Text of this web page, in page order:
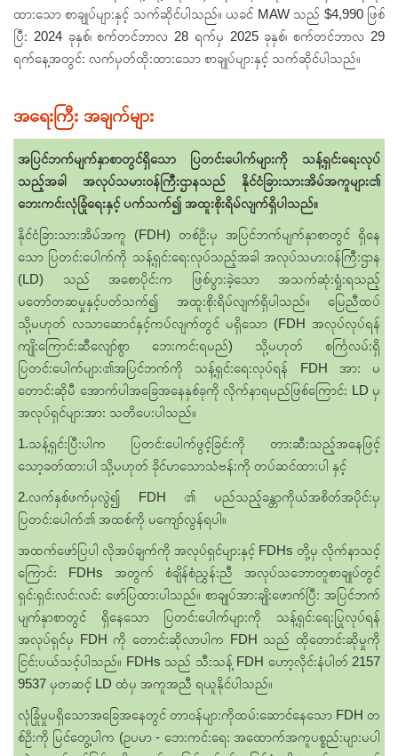
ထားသော စာချုပ်များနှင့် သက်ဆိုင်ပါသည်။ ယခင် MAW သည် $4,990 ဖြစ်
ပြီး 2024 ခုနှစ်၊ စက်တင်ဘာလ 28 ရက်မှ 2025 ခုနှစ်၊ စက်တင်ဘာလ 29
ရက်နေ့အတွင်း လက်မှတ်ထိုးထားသော စာချုပ်များနှင့် သက်ဆိုင်ပါသည်။
အရေးကြီး အချက်များ
အပြင်ဘက်မျက်နှာစာတွင်ရှိသော ပြတင်းပေါက်များကို သန့်ရှင်းရေးလုပ်
သည့်အခါ အလုပ်သမား၀န်ကြီးဌာနသည် နိုင်ငံခြားသားအိမ်အကူများ၏
ဘေးကင်းလုံခြုံရေးနှင့် ပက်သက်၍ အထူးစိုးရိမ်လျက်ရှိပါသည်။
နိုင်ငံခြားသားအိမ်အကူ (FDH) တစ်ဦးမှ အပြင်ဘက်မျက်နှာစာတွင် ရှိနေ
သော ပြတင်းပေါက်ကို သန့်ရှင်းရေးလုပ်သည့်အခါ အလုပ်သမား၀န်ကြီးဌာန
(LD) သည် အစောပိုင်းက ဖြစ်ပွားခဲ့သော အသက်ဆုံးရှုံးရသည့်
မတော်တဆမှုနှင့်ပတ်သက်၍ အထူးစိုးရိမ်လျက်ရှိပါသည်။ မြေညီထပ်
သို့မဟုတ် လသာဆောင်နှင့်ကပ်လျက်တွင် မရှိသော (FDH အလုပ်လုပ်ရန်
ကျိုးကြောင်းဆီလျော်စွာ ဘေးကင်းရမည်) သို့မဟုတ် စင်္ကြလမ်းရှိ
ပြတင်းပေါက်များ၏အပြင်ဘက်ကို သန့်ရှင်းရေးလုပ်ရန် FDH အား မ
တောင်းဆိုမီ အောက်ပါအခြေအနေနှစ်ခုကို လိုက်နာရမည်ဖြစ်ကြောင်း LD မှ
အလုပ်ရှင်များအား သတိပေးပါသည်။
1.သန့်ရှင်းပြီးပါက ပြတင်းပေါက်ဖွင့်ခြင်းကို တားဆီးသည့်အနေဖြင့်
သော့ခတ်ထားပါ သို့မဟုတ် ခိုင်မာသောသံဗန်းကို တပ်ဆင်ထားပါ နှင့်
2.လက်နှစ်ဖက်မှလွဲ၍ FDH ၏ မည်သည့်ခန္တာကိုယ်အစိတ်အပိုင်းမှ
ပြတင်းပေါက်၏ အထစ်ကို မကျော်လွန်ရပါ။
အထက်ဖော်ပြပါ လိုအပ်ချက်ကို အလုပ်ရှင်များနှင့် FDHs တို့မှ လိုက်နာသင့်
ကြောင်း FDHs အတွက် စံချိန်စံညွှန်းညီ အလုပ်သဘောတူစာချုပ်တွင်
ရှင်းရှင်းလင်းလင်း ဖော်ပြထားပါသည်။ စာချုပ်အားချိုးဖောက်ပြီး အပြင်ဘက်
မျက်နှာစာတွင် ရှိနေသော ပြတင်းပေါက်များကို သန့်ရှင်းရေးပြုလုပ်ရန်
အလုပ်ရှင်မှ FDH ကို တောင်းဆိုလာပါက FDH သည် ထိုတောင်းဆိုမှုကို
ငြင်းပယ်သင့်ပါသည်။ FDHs သည် သီးသန့် FDH ဟော့လိုင်းနံပါတ် 2157
9537 မှတဆင့် LD ထံမှ အကူအညီ ရယူနိုင်ပါသည်။
လုံခြုံမှုမရှိသောအခြေအနေတွင် တာဝန်များကိုထမ်းဆောင်နေသော FDH တ
စ်ဦးကို မြင်တွေ့ပါက (ဥပမာ - ဘေးကင်းရေး အထောက်အကူပစ္စည်းများမပါ